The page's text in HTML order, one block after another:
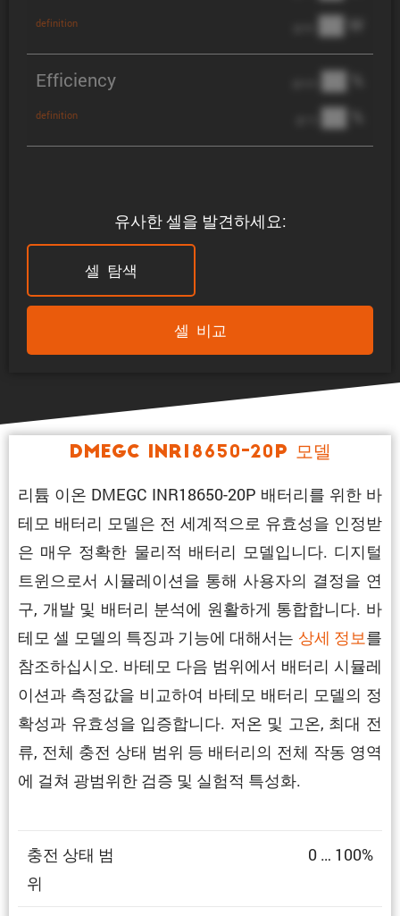
유사한 셀을 발견하세요:
셀 탐색
셀 비교
definition ██ W
Efficiency
definition
██ %
██ %
DMEGC INR18650-20P 모델
리튬 이온 DMEGC INR18650-20P 배터리를 위한 바
테모 배터리 모델은 전 세계적으로 유효성을 인정받
은 매우 정확한 물리적 배터리 모델입니다. 디지털
트윈으로서 시뮬레이션을 통해 사용자의 결정을 연
구, 개발 및 배터리 분석에 원활하게 통합합니다. 바
테모 셀 모델의 특징과 기능에 대해서는 상세 정보를
참조하십시오. 바테모 다음 범위에서 배터리 시뮬레
이션과 측정값을 비교하여 바테모 배터리 모델의 정
확성과 유효성을 입증합니다. 저온 및 고온, 최대 전
류, 전체 충전 상태 범위 등 배터리의 전체 작동 영역
에 걸쳐 광범위한 검증 및 실험적 특성화.
충전 상태 범
위
0 … 100%